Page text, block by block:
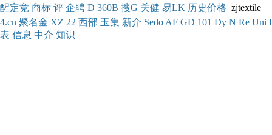
醒定竞 商标 评 企聘 D 360B 搜G 关健 易LK 历史价格
4.cn 聚名金 XZ 22 西部 玉集 新介 Sedo AF GD 101 Dy N Re Uni
表 信息 中介 知识